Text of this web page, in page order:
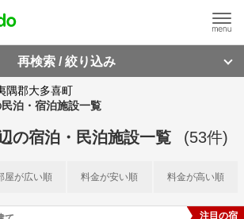
再検索 / 絞り込み
隅郡大多喜町
泊・宿泊施設一覧
の宿泊・民泊施設一覧 (53件)
屋が広い順 料金が安い順 料金が高い順
注目の宿